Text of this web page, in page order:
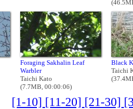
Foraging Sakhalin Leaf
Warbler
Taichi Kato
(7.7MB, 00:00:06)
Black
Taichi
[1-10] [11-20] [21-30]